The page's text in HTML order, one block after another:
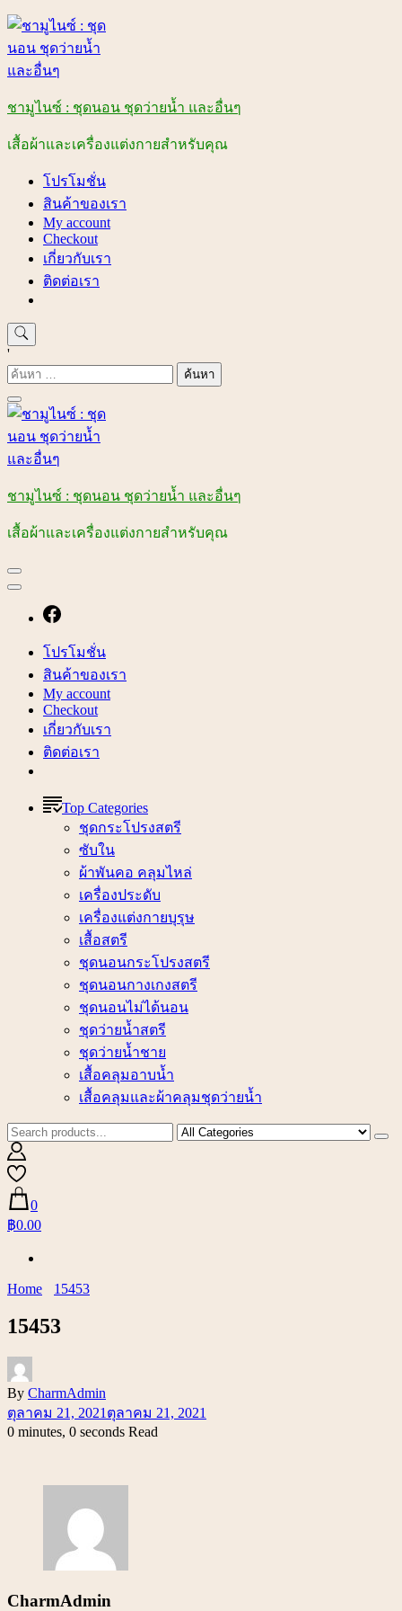
Skip
content
ชามูไนซ์ : ชุดนอน ชุดว่ายน้ำ และอื่นๆ
เสื้อผ้าและเครื่องแต่งกายสำหรับคุณ
โปรโมชั่น
สินค้าของเรา
My account
Checkout
เกี่ยวกับเรา
ติดต่อเรา
'
ค้นหา
สำหรับ:
ชามูไนซ์ : ชุดนอน ชุดว่ายน้ำ และอื่นๆ
เสื้อผ้าและเครื่องแต่งกายสำหรับคุณ
โปรโมชั่น
สินค้าของเรา
My account
Checkout
เกี่ยวกับเรา
ติดต่อเรา
Top Categories
ชุดกระโปรงสตรี
ซับใน
ผ้าพันคอ คลุมไหล่
เครื่องประดับ
เครื่องแต่งกายบุรุษ
เสื้อสตรี
ชุดนอนกระโปรงสตรี
ชุดนอนกางเกงสตรี
ชุดนอนไม่ได้นอน
ชุดว่ายน้ำสตรี
ชุดว่ายน้ำชาย
เสื้อคลุมอาบน้ำ
เสื้อคลุมและผ้าคลุมชุดว่ายน้ำ
0
฿0.00
Home 15453
15453
By CharmAdmin
ตุลาคม 21, 2021 ตุลาคม 21, 2021
0 minutes, 0 seconds Read
CharmAdmin